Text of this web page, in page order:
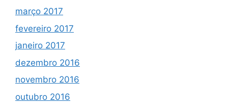
março 2017
fevereiro 2017
janeiro 2017
dezembro 2016
novembro 2016
outubro 2016